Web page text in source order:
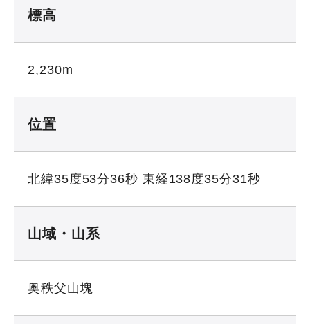
標高
2,230m
位置
北緯35度53分36秒 東経138度35分31秒
山域・山系
奥秩父山塊